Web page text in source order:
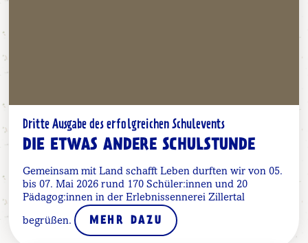
Dritte Ausgabe des erfolgreichen Schulevents
DIE ETWAS ANDERE SCHULSTUNDE
Gemeinsam mit Land schafft Leben durften wir von 05.
bis 07. Mai 2026 rund 170 Schüler:innen und 20
Pädagog:innen in der Erlebnissennerei Zillertal
begrüßen. MEHR DAZU